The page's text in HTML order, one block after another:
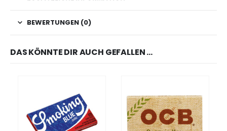
BEWERTUNGEN (0)
DAS KÖNNTE DIR AUCH GEFALLEN …